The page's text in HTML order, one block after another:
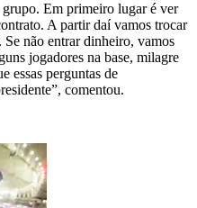
grupo. Em primeiro lugar é ver
A partir daí vamos trocar
não entrar dinheiro, vamos
jogadores na base, milagre
essas perguntas de
comentou.